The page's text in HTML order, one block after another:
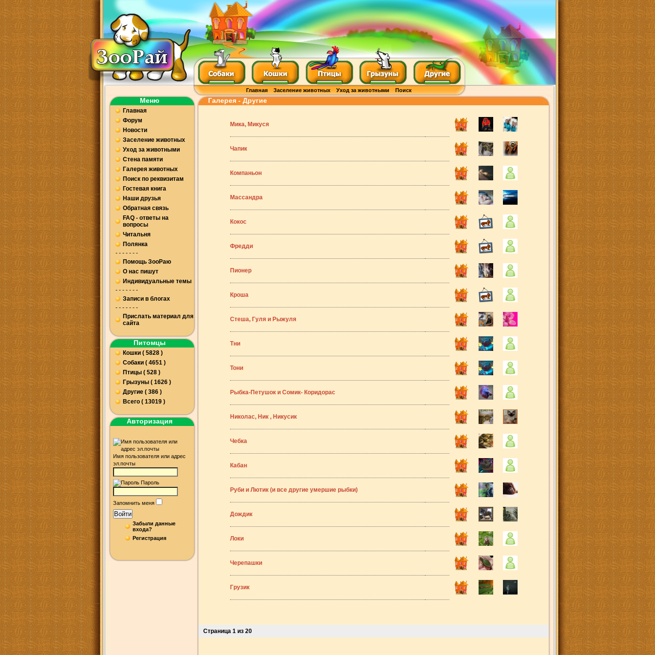
Главная Заселение животных Уход за животными Поиск
Меню
Главная
Форум
Новости
Заселение животных
Уход за животными
Стена памяти
Галерея животных
Поиск по реквизитам
Гостевая книга
Наши друзья
Обратная связь
FAQ - ответы на
вопросы
Читальня
Полянка
- - - - - - -
Помощь ЗооРаю
О нас пишут
Индивидуальные темы
- - - - - - -
Записи в блогах
- - - - - - -
Прислать материал для
сайта
Питомцы
Кошки ( 5828 )
Собаки ( 4651 )
Птицы ( 528 )
Грызуны ( 1626 )
Другие ( 386 )
Всего ( 13019 )
Авторизация
Имя пользователя или адрес
эл.почты
Пароль
Запомнить меня
Войти
Забыли данные
входа?
Регистрация
Галерея - Другие
Мика, Микуся
Чапик
Компаньон
Массандра
Кокос
Фредди
Пионер
Кроша
Стеша, Гуля и Рыжуля
Тни
Тони
Рыбка-Петушок и Сомик- Коридорас
Николас, Ник , Никусик
Чебка
Кабан
Руби и Лютик (и все другие умершие рыбки)
Дождик
Локи
Черепашки
Грузик
Страница 1 из 20